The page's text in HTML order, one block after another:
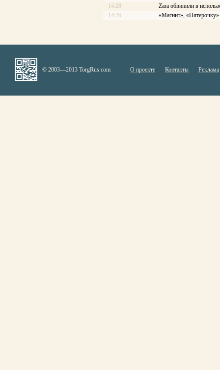
14:28
Zara обвинили в
14:26
«Магнит»,
© 2003—2013 TorgRus.com О проекте Контакты Реклама